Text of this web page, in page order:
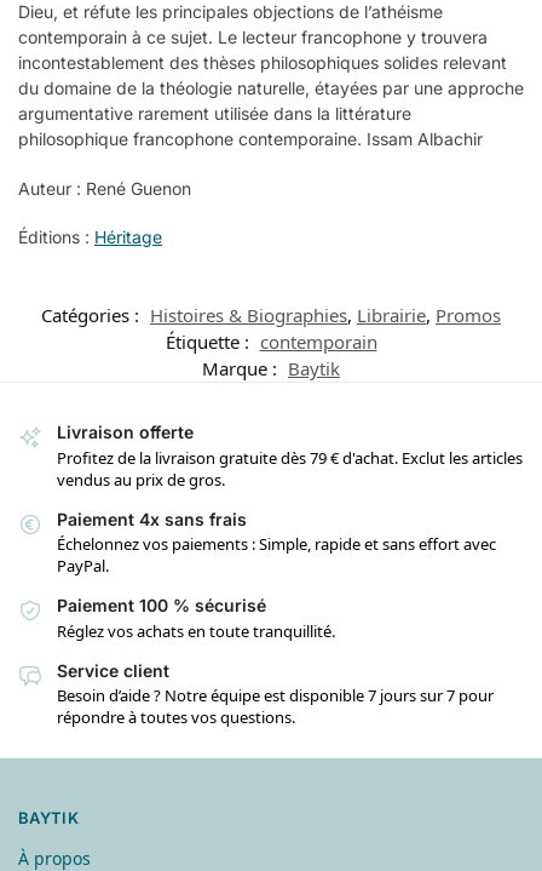
Dieu, et réfute les principales objections de l’athéisme
contemporain à ce sujet. Le lecteur francophone y trouvera
incontestablement des thèses philosophiques solides relevant
du domaine de la théologie naturelle, étayées par une approche
argumentative rarement utilisée dans la littérature
philosophique francophone contemporaine. Issam Albachir
Auteur : René Guenon
Éditions : Héritage
Catégories : Histoires & Biographies, Librairie, Promos
Étiquette : contemporain
Marque : Baytik
Livraison offerte
Profitez de la livraison gratuite dès 79 € d'achat. Exclut les articles
vendus au prix de gros.
Paiement 4x sans frais
Échelonnez vos paiements : Simple, rapide et sans effort avec
PayPal.
Paiement 100 % sécurisé
Réglez vos achats en toute tranquillité.
Service client
Besoin d’aide ? Notre équipe est disponible 7 jours sur 7 pour
répondre à toutes vos questions.
BAYTIK
À propos